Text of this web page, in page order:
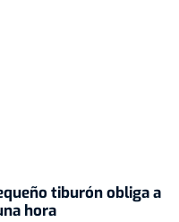
tiburón obliga a
hora